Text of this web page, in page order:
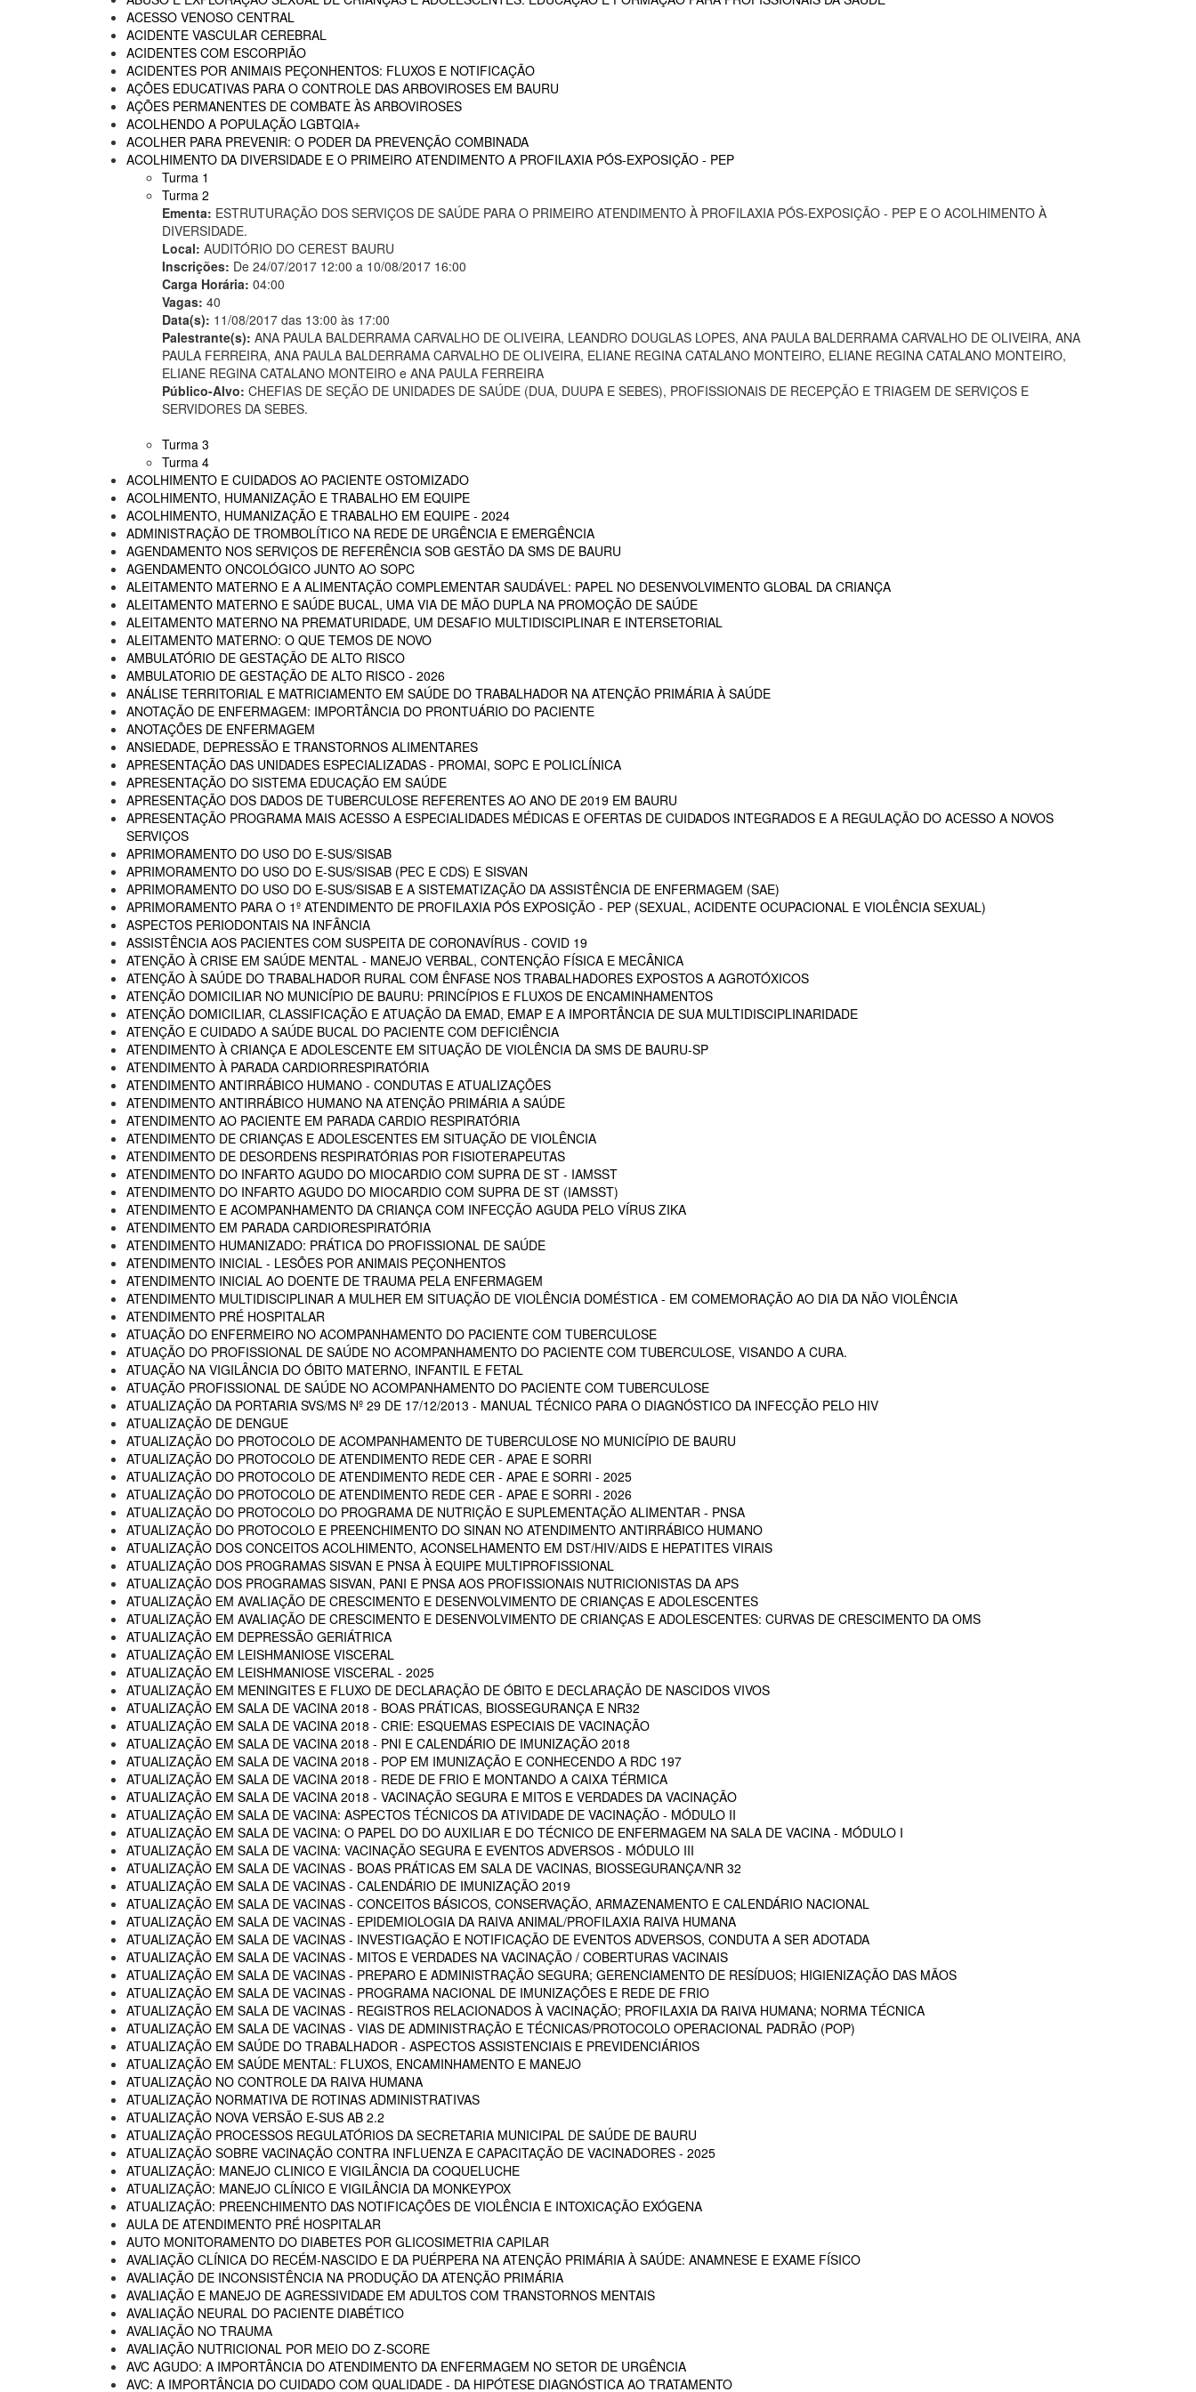
ACESSO VENOSO CENTRAL
ACIDENTE VASCULAR CEREBRAL
ACIDENTES COM ESCORPIÃO
ACIDENTES POR ANIMAIS PEÇONHENTOS: FLUXOS E NOTIFICAÇÃO
AÇÕES EDUCATIVAS PARA O CONTROLE DAS ARBOVIROSES EM BAURU
AÇÕES PERMANENTES DE COMBATE ÀS ARBOVIROSES
ACOLHENDO A POPULAÇÃO LGBTQIA+
ACOLHER PARA PREVENIR: O PODER DA PREVENÇÃO COMBINADA
ACOLHIMENTO DA DIVERSIDADE E O PRIMEIRO ATENDIMENTO A PROFILAXIA PÓS-EXPOSIÇÃO - PEP
Turma 1
Turma 2
Ementa: ESTRUTURAÇÃO DOS SERVIÇOS DE SAÚDE PARA O PRIMEIRO ATENDIMENTO À PROFILAXIA PÓS-EXPOSIÇÃO - PEP E O ACOLHIMENTO À
DIVERSIDADE.
Local: AUDITÓRIO DO CEREST BAURU
Inscrições: De 24/07/2017 12:00 a 10/08/2017 16:00
Carga Horária: 04:00
Vagas: 40
Data(s): 11/08/2017 das 13:00 às 17:00
Palestrante(s): ANA PAULA BALDERRAMA CARVALHO DE OLIVEIRA, LEANDRO DOUGLAS LOPES, ANA PAULA BALDERRAMA CARVALHO DE OLIVEIRA, ANA
PAULA FERREIRA, ANA PAULA BALDERRAMA CARVALHO DE OLIVEIRA, ELIANE REGINA CATALANO MONTEIRO, ELIANE REGINA CATALANO MONTEIRO,
ELIANE REGINA CATALANO MONTEIRO e ANA PAULA FERREIRA
Público-Alvo: CHEFIAS DE SEÇÃO DE UNIDADES DE SAÚDE (DUA, DUUPA E SEBES), PROFISSIONAIS DE RECEPÇÃO E TRIAGEM DE SERVIÇOS E
SERVIDORES DA SEBES.
Turma 3
Turma 4
ACOLHIMENTO E CUIDADOS AO PACIENTE OSTOMIZADO
ACOLHIMENTO, HUMANIZAÇÃO E TRABALHO EM EQUIPE
ACOLHIMENTO, HUMANIZAÇÃO E TRABALHO EM EQUIPE - 2024
ADMINISTRAÇÃO DE TROMBOLÍTICO NA REDE DE URGÊNCIA E EMERGÊNCIA
AGENDAMENTO NOS SERVIÇOS DE REFERÊNCIA SOB GESTÃO DA SMS DE BAURU
AGENDAMENTO ONCOLÓGICO JUNTO AO SOPC
ALEITAMENTO MATERNO E A ALIMENTAÇÃO COMPLEMENTAR SAUDÁVEL: PAPEL NO DESENVOLVIMENTO GLOBAL DA CRIANÇA
ALEITAMENTO MATERNO E SAÚDE BUCAL, UMA VIA DE MÃO DUPLA NA PROMOÇÃO DE SAÚDE
ALEITAMENTO MATERNO NA PREMATURIDADE, UM DESAFIO MULTIDISCIPLINAR E INTERSETORIAL
ALEITAMENTO MATERNO: O QUE TEMOS DE NOVO
AMBULATÓRIO DE GESTAÇÃO DE ALTO RISCO
AMBULATORIO DE GESTAÇÃO DE ALTO RISCO - 2026
ANÁLISE TERRITORIAL E MATRICIAMENTO EM SAÚDE DO TRABALHADOR NA ATENÇÃO PRIMÁRIA À SAÚDE
ANOTAÇÃO DE ENFERMAGEM: IMPORTÂNCIA DO PRONTUÁRIO DO PACIENTE
ANOTAÇÕES DE ENFERMAGEM
ANSIEDADE, DEPRESSÃO E TRANSTORNOS ALIMENTARES
APRESENTAÇÃO DAS UNIDADES ESPECIALIZADAS - PROMAI, SOPC E POLICLÍNICA
APRESENTAÇÃO DO SISTEMA EDUCAÇÃO EM SAÚDE
APRESENTAÇÃO DOS DADOS DE TUBERCULOSE REFERENTES AO ANO DE 2019 EM BAURU
APRESENTAÇÃO PROGRAMA MAIS ACESSO A ESPECIALIDADES MÉDICAS E OFERTAS DE CUIDADOS INTEGRADOS E A REGULAÇÃO DO ACESSO A NOVOS
SERVIÇOS
APRIMORAMENTO DO USO DO E-SUS/SISAB
APRIMORAMENTO DO USO DO E-SUS/SISAB (PEC E CDS) E SISVAN
APRIMORAMENTO DO USO DO E-SUS/SISAB E A SISTEMATIZAÇÃO DA ASSISTÊNCIA DE ENFERMAGEM (SAE)
APRIMORAMENTO PARA O 1º ATENDIMENTO DE PROFILAXIA PÓS EXPOSIÇÃO - PEP (SEXUAL, ACIDENTE OCUPACIONAL E VIOLÊNCIA SEXUAL)
ASPECTOS PERIODONTAIS NA INFÂNCIA
ASSISTÊNCIA AOS PACIENTES COM SUSPEITA DE CORONAVÍRUS - COVID 19
ATENÇÃO À CRISE EM SAÚDE MENTAL - MANEJO VERBAL, CONTENÇÃO FÍSICA E MECÂNICA
ATENÇÃO À SAÚDE DO TRABALHADOR RURAL COM ÊNFASE NOS TRABALHADORES EXPOSTOS A AGROTÓXICOS
ATENÇÃO DOMICILIAR NO MUNICÍPIO DE BAURU: PRINCÍPIOS E FLUXOS DE ENCAMINHAMENTOS
ATENÇÃO DOMICILIAR, CLASSIFICAÇÃO E ATUAÇÃO DA EMAD, EMAP E A IMPORTÂNCIA DE SUA MULTIDISCIPLINARIDADE
ATENÇÃO E CUIDADO A SAÚDE BUCAL DO PACIENTE COM DEFICIÊNCIA
ATENDIMENTO À CRIANÇA E ADOLESCENTE EM SITUAÇÃO DE VIOLÊNCIA DA SMS DE BAURU-SP
ATENDIMENTO À PARADA CARDIORRESPIRATÓRIA
ATENDIMENTO ANTIRRÁBICO HUMANO - CONDUTAS E ATUALIZAÇÕES
ATENDIMENTO ANTIRRÁBICO HUMANO NA ATENÇÃO PRIMÁRIA A SAÚDE
ATENDIMENTO AO PACIENTE EM PARADA CARDIO RESPIRATÓRIA
ATENDIMENTO DE CRIANÇAS E ADOLESCENTES EM SITUAÇÃO DE VIOLÊNCIA
ATENDIMENTO DE DESORDENS RESPIRATÓRIAS POR FISIOTERAPEUTAS
ATENDIMENTO DO INFARTO AGUDO DO MIOCARDIO COM SUPRA DE ST - IAMSST
ATENDIMENTO DO INFARTO AGUDO DO MIOCARDIO COM SUPRA DE ST (IAMSST)
ATENDIMENTO E ACOMPANHAMENTO DA CRIANÇA COM INFECÇÃO AGUDA PELO VÍRUS ZIKA
ATENDIMENTO EM PARADA CARDIORESPIRATÓRIA
ATENDIMENTO HUMANIZADO: PRÁTICA DO PROFISSIONAL DE SAÚDE
ATENDIMENTO INICIAL - LESÕES POR ANIMAIS PEÇONHENTOS
ATENDIMENTO INICIAL AO DOENTE DE TRAUMA PELA ENFERMAGEM
ATENDIMENTO MULTIDISCIPLINAR A MULHER EM SITUAÇÃO DE VIOLÊNCIA DOMÉSTICA - EM COMEMORAÇÃO AO DIA DA NÃO VIOLÊNCIA
ATENDIMENTO PRÉ HOSPITALAR
ATUAÇÃO DO ENFERMEIRO NO ACOMPANHAMENTO DO PACIENTE COM TUBERCULOSE
ATUAÇÃO DO PROFISSIONAL DE SAÚDE NO ACOMPANHAMENTO DO PACIENTE COM TUBERCULOSE, VISANDO A CURA.
ATUAÇÃO NA VIGILÂNCIA DO ÓBITO MATERNO, INFANTIL E FETAL
ATUAÇÃO PROFISSIONAL DE SAÚDE NO ACOMPANHAMENTO DO PACIENTE COM TUBERCULOSE
ATUALIZAÇÃO DA PORTARIA SVS/MS Nº 29 DE 17/12/2013 - MANUAL TÉCNICO PARA O DIAGNÓSTICO DA INFECÇÃO PELO HIV
ATUALIZAÇÃO DE DENGUE
ATUALIZAÇÃO DO PROTOCOLO DE ACOMPANHAMENTO DE TUBERCULOSE NO MUNICÍPIO DE BAURU
ATUALIZAÇÃO DO PROTOCOLO DE ATENDIMENTO REDE CER - APAE E SORRI
ATUALIZAÇÃO DO PROTOCOLO DE ATENDIMENTO REDE CER - APAE E SORRI - 2025
ATUALIZAÇÃO DO PROTOCOLO DE ATENDIMENTO REDE CER - APAE E SORRI - 2026
ATUALIZAÇÃO DO PROTOCOLO DO PROGRAMA DE NUTRIÇÃO E SUPLEMENTAÇÃO ALIMENTAR - PNSA
ATUALIZAÇÃO DO PROTOCOLO E PREENCHIMENTO DO SINAN NO ATENDIMENTO ANTIRRÁBICO HUMANO
ATUALIZAÇÃO DOS CONCEITOS ACOLHIMENTO, ACONSELHAMENTO EM DST/HIV/AIDS E HEPATITES VIRAIS
ATUALIZAÇÃO DOS PROGRAMAS SISVAN E PNSA À EQUIPE MULTIPROFISSIONAL
ATUALIZAÇÃO DOS PROGRAMAS SISVAN, PANI E PNSA AOS PROFISSIONAIS NUTRICIONISTAS DA APS
ATUALIZAÇÃO EM AVALIAÇÃO DE CRESCIMENTO E DESENVOLVIMENTO DE CRIANÇAS E ADOLESCENTES
ATUALIZAÇÃO EM AVALIAÇÃO DE CRESCIMENTO E DESENVOLVIMENTO DE CRIANÇAS E ADOLESCENTES: CURVAS DE CRESCIMENTO DA OMS
ATUALIZAÇÃO EM DEPRESSÃO GERIÁTRICA
ATUALIZAÇÃO EM LEISHMANIOSE VISCERAL
ATUALIZAÇÃO EM LEISHMANIOSE VISCERAL - 2025
ATUALIZAÇÃO EM MENINGITES E FLUXO DE DECLARAÇÃO DE ÓBITO E DECLARAÇÃO DE NASCIDOS VIVOS
ATUALIZAÇÃO EM SALA DE VACINA 2018 - BOAS PRÁTICAS, BIOSSEGURANÇA E NR32
ATUALIZAÇÃO EM SALA DE VACINA 2018 - CRIE: ESQUEMAS ESPECIAIS DE VACINAÇÃO
ATUALIZAÇÃO EM SALA DE VACINA 2018 - PNI E CALENDÁRIO DE IMUNIZAÇÃO 2018
ATUALIZAÇÃO EM SALA DE VACINA 2018 - POP EM IMUNIZAÇÃO E CONHECENDO A RDC 197
ATUALIZAÇÃO EM SALA DE VACINA 2018 - REDE DE FRIO E MONTANDO A CAIXA TÉRMICA
ATUALIZAÇÃO EM SALA DE VACINA 2018 - VACINAÇÃO SEGURA E MITOS E VERDADES DA VACINAÇÃO
ATUALIZAÇÃO EM SALA DE VACINA: ASPECTOS TÉCNICOS DA ATIVIDADE DE VACINAÇÃO - MÓDULO II
ATUALIZAÇÃO EM SALA DE VACINA: O PAPEL DO DO AUXILIAR E DO TÉCNICO DE ENFERMAGEM NA SALA DE VACINA - MÓDULO I
ATUALIZAÇÃO EM SALA DE VACINA: VACINAÇÃO SEGURA E EVENTOS ADVERSOS - MÓDULO III
ATUALIZAÇÃO EM SALA DE VACINAS - BOAS PRÁTICAS EM SALA DE VACINAS, BIOSSEGURANÇA/NR 32
ATUALIZAÇÃO EM SALA DE VACINAS - CALENDÁRIO DE IMUNIZAÇÃO 2019
ATUALIZAÇÃO EM SALA DE VACINAS - CONCEITOS BÁSICOS, CONSERVAÇÃO, ARMAZENAMENTO E CALENDÁRIO NACIONAL
ATUALIZAÇÃO EM SALA DE VACINAS - EPIDEMIOLOGIA DA RAIVA ANIMAL/PROFILAXIA RAIVA HUMANA
ATUALIZAÇÃO EM SALA DE VACINAS - INVESTIGAÇÃO E NOTIFICAÇÃO DE EVENTOS ADVERSOS, CONDUTA A SER ADOTADA
ATUALIZAÇÃO EM SALA DE VACINAS - MITOS E VERDADES NA VACINAÇÃO / COBERTURAS VACINAIS
ATUALIZAÇÃO EM SALA DE VACINAS - PREPARO E ADMINISTRAÇÃO SEGURA; GERENCIAMENTO DE RESÍDUOS; HIGIENIZAÇÃO DAS MÃOS
ATUALIZAÇÃO EM SALA DE VACINAS - PROGRAMA NACIONAL DE IMUNIZAÇÕES E REDE DE FRIO
ATUALIZAÇÃO EM SALA DE VACINAS - REGISTROS RELACIONADOS À VACINAÇÃO; PROFILAXIA DA RAIVA HUMANA; NORMA TÉCNICA
ATUALIZAÇÃO EM SALA DE VACINAS - VIAS DE ADMINISTRAÇÃO E TÉCNICAS/PROTOCOLO OPERACIONAL PADRÃO (POP)
ATUALIZAÇÃO EM SAÚDE DO TRABALHADOR - ASPECTOS ASSISTENCIAIS E PREVIDENCIÁRIOS
ATUALIZAÇÃO EM SAÚDE MENTAL: FLUXOS, ENCAMINHAMENTO E MANEJO
ATUALIZAÇÃO NO CONTROLE DA RAIVA HUMANA
ATUALIZAÇÃO NORMATIVA DE ROTINAS ADMINISTRATIVAS
ATUALIZAÇÃO NOVA VERSÃO E-SUS AB 2.2
ATUALIZAÇÃO PROCESSOS REGULATÓRIOS DA SECRETARIA MUNICIPAL DE SAÚDE DE BAURU
ATUALIZAÇÃO SOBRE VACINAÇÃO CONTRA INFLUENZA E CAPACITAÇÃO DE VACINADORES - 2025
ATUALIZAÇÃO: MANEJO CLINICO E VIGILÂNCIA DA COQUELUCHE
ATUALIZAÇÃO: MANEJO CLÍNICO E VIGILÂNCIA DA MONKEYPOX
ATUALIZAÇÃO: PREENCHIMENTO DAS NOTIFICAÇÕES DE VIOLÊNCIA E INTOXICAÇÃO EXÓGENA
AULA DE ATENDIMENTO PRÉ HOSPITALAR
AUTO MONITORAMENTO DO DIABETES POR GLICOSIMETRIA CAPILAR
AVALIAÇÃO CLÍNICA DO RECÉM-NASCIDO E DA PUÉRPERA NA ATENÇÃO PRIMÁRIA À SAÚDE: ANAMNESE E EXAME FÍSICO
AVALIAÇÃO DE INCONSISTÊNCIA NA PRODUÇÃO DA ATENÇÃO PRIMÁRIA
AVALIAÇÃO E MANEJO DE AGRESSIVIDADE EM ADULTOS COM TRANSTORNOS MENTAIS
AVALIAÇÃO NEURAL DO PACIENTE DIABÉTICO
AVALIAÇÃO NO TRAUMA
AVALIAÇÃO NUTRICIONAL POR MEIO DO Z-SCORE
AVC AGUDO: A IMPORTÂNCIA DO ATENDIMENTO DA ENFERMAGEM NO SETOR DE URGÊNCIA
AVC: A IMPORTÂNCIA DO CUIDADO COM QUALIDADE - DA HIPÓTESE DIAGNÓSTICA AO TRATAMENTO